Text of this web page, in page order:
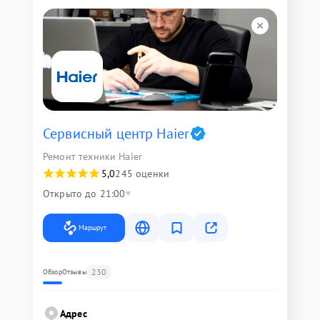
Сервисный центр Haier
Ремонт техники Haier
5,0245 оценки
Открыто до 21:00
Маршрут
ОбзорОтзывы 230
Адрес